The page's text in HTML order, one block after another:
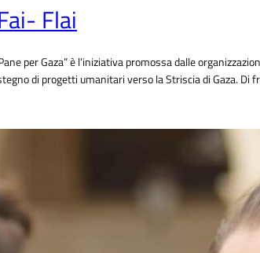
Flai
per Gaza” è l’iniziativa promossa dalle
di progetti umanitari verso la Striscia di Gaza. Di